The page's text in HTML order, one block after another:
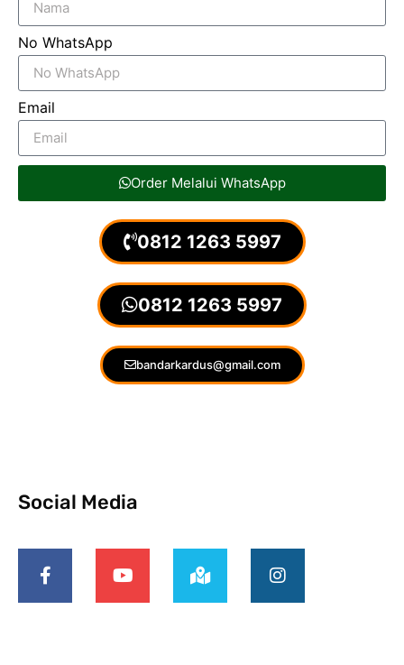
No WhatsApp
Email
Order Melalui WhatsApp
0812 1263 5997
0812 1263 5997
bandarkardus@gmail.com
Social Media